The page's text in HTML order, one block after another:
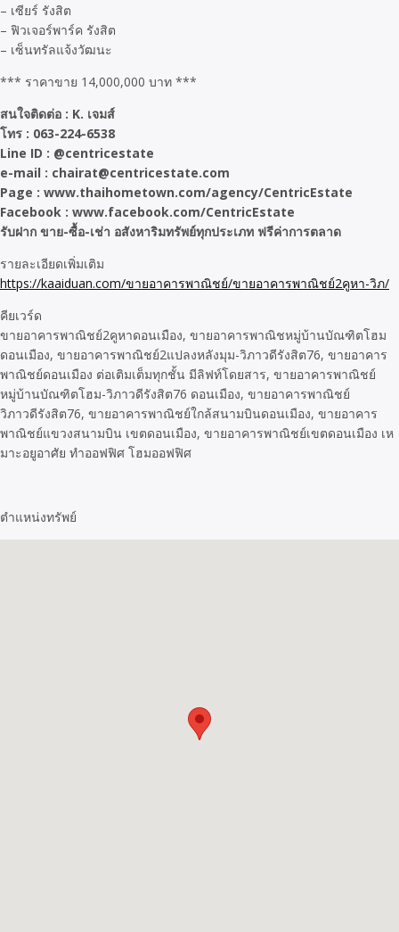
– เซียร์ รังสิต
– ฟิวเจอร์พาร์ค รังสิต
– เซ็นทรัลแจ้งวัฒนะ
*** ราคาขาย 14,000,000 บาท ***
สนใจติดต่อ : K. เจมส์
โทร : 063-224-6538
Line ID : @centricestate
e-mail : chairat@centricestate.com
Page : www.thaihometown.com/agency/CentricEstate
Facebook : www.facebook.com/CentricEstate
รับฝาก ขาย-ซื้อ-เช่า อสังหาริมทรัพย์ทุกประเภท ฟรีค่าการตลาด
รายละเอียดเพิ่มเติม
https://kaaiduan.com/ขายอาคารพาณิชย์/ขายอาคารพาณิชย์2คูหา-วิภ/
คียเวร์ด
ขายอาคารพาณิชย์2คูหาดอนเมือง, ขายอาคารพาณิชหมู่บ้านบัณฑิตโฮม
ดอนเมือง, ขายอาคารพาณิชย์2แปลงหลังมุม-วิภาวดีรังสิต76, ขายอาคาร
พาณิชย์ดอนเมือง ต่อเติมเต็มทุกชั้น มีลิฟท์โดยสาร, ขายอาคารพาณิชย์
หมู่บ้านบัณฑิตโฮม-วิภาวดีรังสิต76 ดอนเมือง, ขายอาคารพาณิชย์
วิภาวดีรังสิต76, ขายอาคารพาณิชย์ใกล้สนามบินดอนเมือง, ขายอาคาร
พาณิชย์แขวงสนามบิน เขตดอนเมือง, ขายอาคารพาณิชย์เขตดอนเมือง เห
มาะอยูอาศัย ทำออฟฟิศ โฮมออฟฟิศ
ตำแหน่งทรัพย์